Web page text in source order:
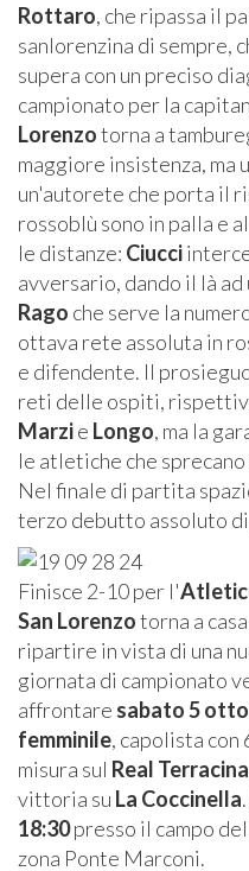
Rottaro, che ripassa il
sanlorenzina di sempre,
supera con un preciso
campionato per la
Lorenzotorna a
maggiore insistenza, ma
un'autorete che porta il
rossoblù sono in palla e
le distanze: Ciucci
avversario, dando il là
Rago che serve la
ottava rete assoluta in
e difendente. Il
reti delle ospiti,
Marzie Longo, ma la
le atletiche che
Nel finale di partita
terzo debutto assoluto
Finisce 2-10 per l'
San Lorenzotorna a
ripartire in vista di una
giornata di campionato
affrontare sabato 5
femminile, capolista
misura sul Real Terracina
vittoria su La Coccinella
18:30presso il campo del
zona Ponte Marconi.